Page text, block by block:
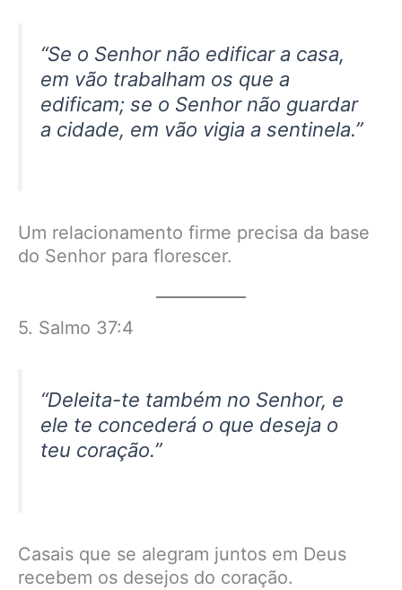
“Se o Senhor não edificar a casa,
em vão trabalham os que a
edificam; se o Senhor não guardar
a cidade, em vão vigia a sentinela.”
Um relacionamento firme precisa da base
do Senhor para florescer.
5. Salmo 37:4
“Deleita-te também no Senhor, e
ele te concederá o que deseja o
teu coração.”
Casais que se alegram juntos em Deus
recebem os desejos do coração.